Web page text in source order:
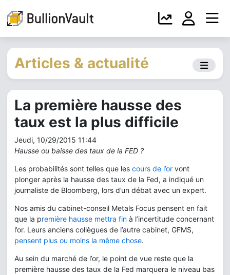
Articles & actualité
La première hausse des
taux est la plus difficile
Jeudi, 10/29/2015 11:44
Hausse ou baisse des taux de la FED ?
Les probabilités sont telles que les cours de l’or vont
plonger après la hausse des taux de la Fed, a indiqué un
journaliste de Bloomberg, lors d’un débat avec un expert.
Nos amis du cabinet-conseil Metals Focus pensent en fait
que la première hausse mettra fin à l’incertitude concernant
l’or. Leurs anciens collègues de l’autre cabinet, GFMS,
pensent plus ou moins la même chose.
Au sein du marché de l’or, le point de vue reste que la
première hausse des taux de la Fed marquera le niveau bas